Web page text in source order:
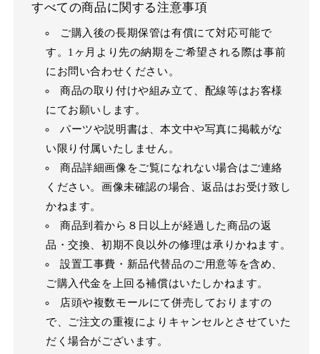
すべての商品に関する注意事項
ご購入後の長期保管は有償にて対応可能で
す。1ヶ月より先の納期をご希望される際は事前
にお問い合わせください。
商品の取り付けや組み立て、配線等はお客様
にてお願いします。
パーツや説明書は、本文中や写真に掲載がな
い限り付属いたしません。
商品詳細画像をご覧になれない場合はご連絡
ください。画像未確認の場合、返品はお受け致し
かねます。
商品到着から８日以上が経過した商品の返
品・交換、初期不良以外の修理は承りかねます。
設置工事費・新品代替品のご用意等を含め、
ご購入代金を上回る補償はいたしかねます。
店頭や複数モールにて併売しておりますの
で、ご注文の重複によりキャンセルとさせていた
だく場合がございます。